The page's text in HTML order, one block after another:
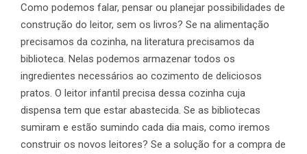
Como podemos falar, pensar ou planejar possibilidades de
construção do leitor, sem os livros? Se na alimentação
precisamos da cozinha, na literatura precisamos da
biblioteca. Nelas podemos armazenar todos os
ingredientes necessários ao cozimento de deliciosos
pratos. O leitor infantil precisa dessa cozinha cuja
dispensa tem que estar abastecida. Se as bibliotecas
sumiram e estão sumindo cada dia mais, como iremos
construir os novos leitores? Se a solução for a compra de